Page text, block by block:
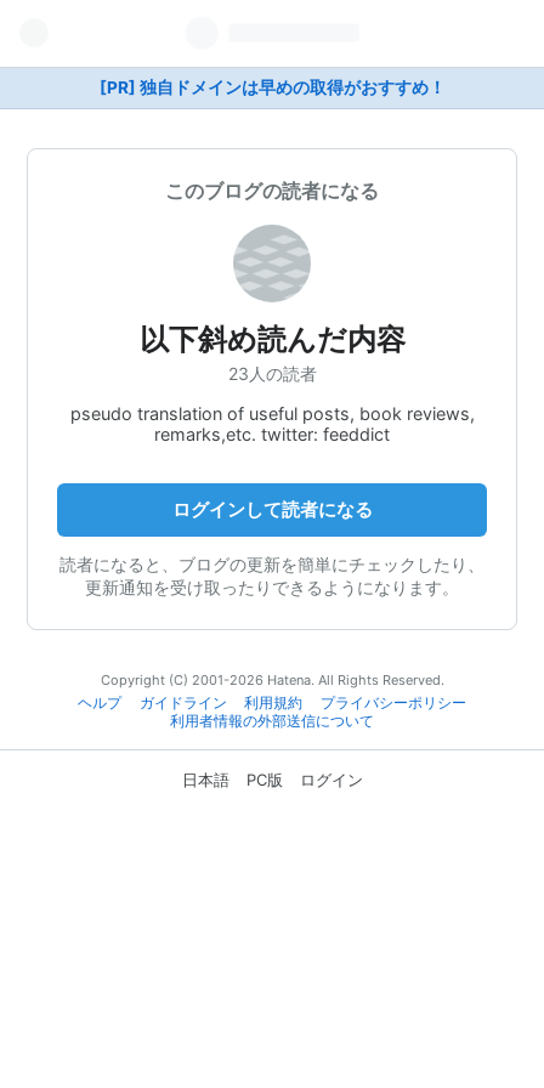
[PR] 独自ドメインは早めの取得がおすすめ！
このブログの読者になる
以下斜め読んだ内容
23人の読者
pseudo translation of useful posts, book reviews,
remarks,etc. twitter: feeddict
ログインして読者になる
読者になると、ブログの更新を簡単にチェックしたり、
更新通知を受け取ったりできるようになります。
Copyright (C) 2001-2026 Hatena. All Rights Reserved.
ヘルプ
ガイドライン 利用規約
プライバシーポリシー
利用者情報の外部送信について
日本語 PC版 ログイン